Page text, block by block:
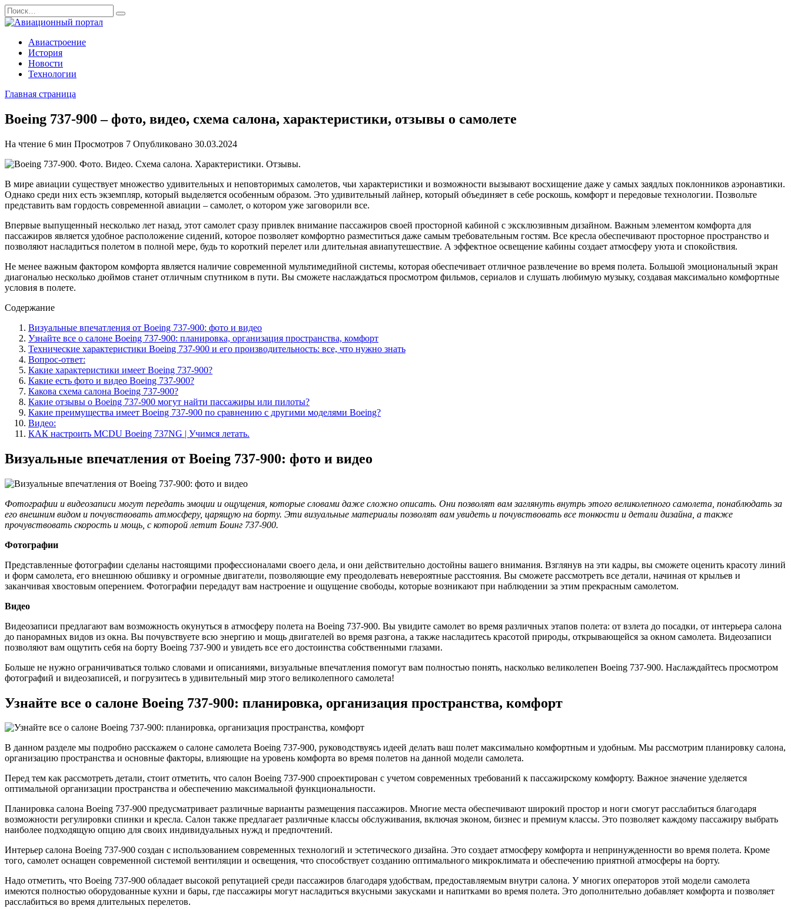
Перейти
к
содержанию
Search
for:
Авиастроение
История
Новости
Технологии
Главная страница
Boeing 737-900 – фото, видео, схема салона, характеристики, отзывы о самолете
На чтение 6 мин Просмотров 7 Опубликовано 30.03.2024
В мире авиации существует множество удивительных и неповторимых самолетов, чьи характеристики и возможности вызывают восхищение даже у самых заядлых поклонников аэронавтики.
Однако среди них есть экземпляр, который выделяется особенным образом. Это удивительный лайнер, который объединяет в себе роскошь, комфорт и передовые технологии. Позвольте
представить вам гордость современной авиации – самолет, о котором уже заговорили все.
Впервые выпущенный несколько лет назад, этот самолет сразу привлек внимание пассажиров своей просторной кабиной с эксклюзивным дизайном. Важным элементом комфорта для
пассажиров является удобное расположение сидений, которое позволяет комфортно разместиться даже самым требовательным гостям. Все кресла обеспечивают просторное пространство и
позволяют насладиться полетом в полной мере, будь то короткий перелет или длительная авиапутешествие. А эффектное освещение кабины создает атмосферу уюта и спокойствия.
Не менее важным фактором комфорта является наличие современной мультимедийной системы, которая обеспечивает отличное развлечение во время полета. Большой эмоциональный экран
диагональю несколько дюймов станет отличным спутником в пути. Вы сможете наслаждаться просмотром фильмов, сериалов и слушать любимую музыку, создавая максимально комфортные
условия в полете.
Содержание
Визуальные впечатления от Boeing 737-900: фото и видео
Узнайте все о салоне Boeing 737-900: планировка, организация пространства, комфорт
Технические характеристики Boeing 737-900 и его производительность: все, что нужно знать
Вопрос-ответ:
Какие характеристики имеет Boeing 737-900?
Какие есть фото и видео Boeing 737-900?
Какова схема салона Boeing 737-900?
Какие отзывы о Boeing 737-900 могут найти пассажиры или пилоты?
Какие преимущества имеет Boeing 737-900 по сравнению с другими моделями Boeing?
Видео:
КАК настроить MCDU Boeing 737NG | Учимся летать.
Визуальные впечатления от Boeing 737-900: фото и видео
Фотографии и видеозаписи могут передать эмоции и ощущения, которые словами даже сложно описать. Они позволят вам заглянуть внутрь этого великолепного самолета, понаблюдать за
его внешним видом и почувствовать атмосферу, царящую на борту. Эти визуальные материалы позволят вам увидеть и почувствовать все тонкости и детали дизайна, а также
прочувствовать скорость и мощь, с которой летит Боинг 737-900.
Фотографии
Представленные фотографии сделаны настоящими профессионалами своего дела, и они действительно достойны вашего внимания. Взглянув на эти кадры, вы сможете оценить красоту линий
и форм самолета, его внешнюю обшивку и огромные двигатели, позволяющие ему преодолевать невероятные расстояния. Вы сможете рассмотреть все детали, начиная от крыльев и
заканчивая хвостовым оперением. Фотографии передадут вам настроение и ощущение свободы, которые возникают при наблюдении за этим прекрасным самолетом.
Видео
Видеозаписи предлагают вам возможность окунуться в атмосферу полета на Boeing 737-900. Вы увидите самолет во время различных этапов полета: от взлета до посадки, от интерьера салона
до панорамных видов из окна. Вы почувствуете всю энергию и мощь двигателей во время разгона, а также насладитесь красотой природы, открывающейся за окном самолета. Видеозаписи
позволяют вам ощутить себя на борту Boeing 737-900 и увидеть все его достоинства собственными глазами.
Больше не нужно ограничиваться только словами и описаниями, визуальные впечатления помогут вам полностью понять, насколько великолепен Boeing 737-900. Наслаждайтесь просмотром
фотографий и видеозаписей, и погрузитесь в удивительный мир этого великолепного самолета!
Узнайте все о салоне Boeing 737-900: планировка, организация пространства, комфорт
В данном разделе мы подробно расскажем о салоне самолета Boeing 737-900, руководствуясь идеей делать ваш полет максимально комфортным и удобным. Мы рассмотрим планировку салона,
организацию пространства и основные факторы, влияющие на уровень комфорта во время полетов на данной модели самолета.
Перед тем как рассмотреть детали, стоит отметить, что салон Boeing 737-900 спроектирован с учетом современных требований к пассажирскому комфорту. Важное значение уделяется
оптимальной организации пространства и обеспечению максимальной функциональности.
Планировка салона Boeing 737-900 предусматривает различные варианты размещения пассажиров. Многие места обеспечивают широкий простор и ноги смогут расслабиться благодаря
возможности регулировки спинки и кресла. Салон также предлагает различные классы обслуживания, включая эконом, бизнес и премиум классы. Это позволяет каждому пассажиру выбрать
наиболее подходящую опцию для своих индивидуальных нужд и предпочтений.
Интерьер салона Boeing 737-900 создан с использованием современных технологий и эстетического дизайна. Это создает атмосферу комфорта и непринужденности во время полета. Кроме
того, самолет оснащен современной системой вентиляции и освещения, что способствует созданию оптимального микроклимата и обеспечению приятной атмосферы на борту.
Надо отметить, что Boeing 737-900 обладает высокой репутацией среди пассажиров благодаря удобствам, предоставляемым внутри салона. У многих операторов этой модели самолета
имеются полностью оборудованные кухни и бары, где пассажиры могут насладиться вкусными закусками и напитками во время полета. Это дополнительно добавляет комфорта и позволяет
расслабиться во время длительных перелетов.